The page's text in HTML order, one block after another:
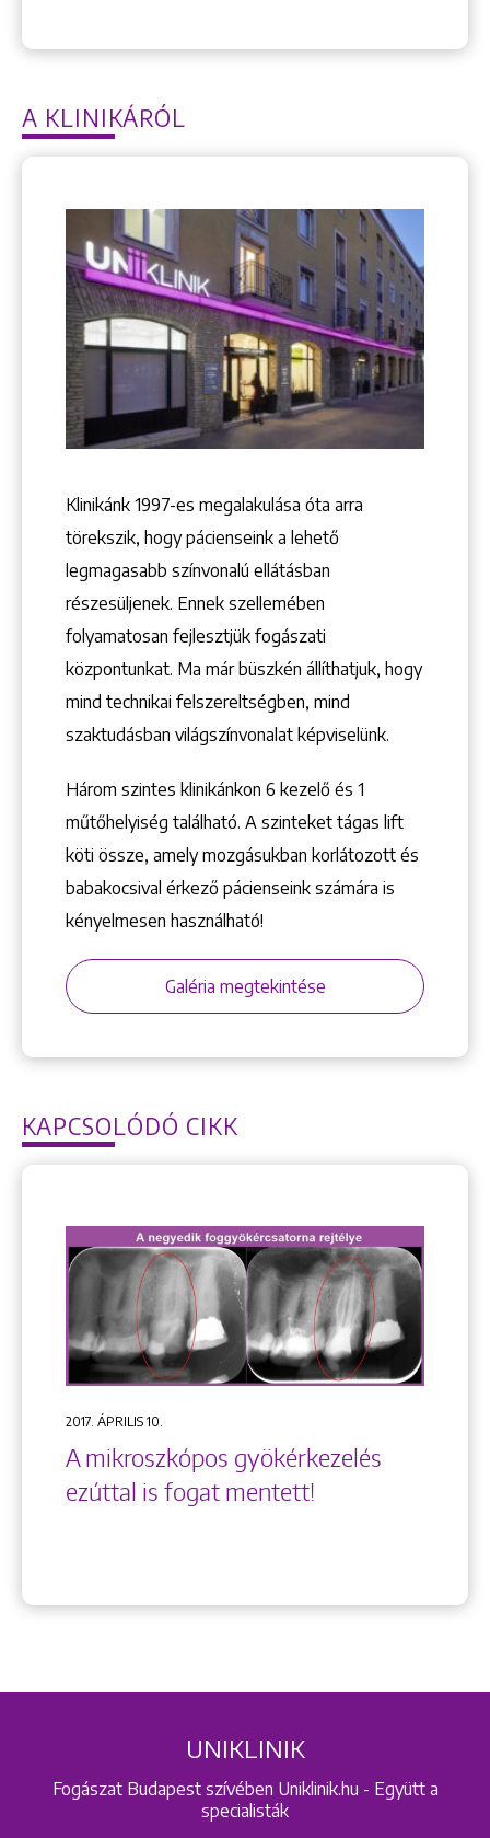
+36 1 222 7250
1148 Budapest, Örs vezér tere 2.
Keresés
A KLINIKÁRÓL
Klinikánk 1997-­es megalakulása óta arra
törekszik, hogy pácienseink a lehető
legmagasabb színvonalú ellátásban
részesüljenek. Ennek szellemében
folyamatosan fejlesztjük fogászati
központunkat. Ma már büszkén állíthatjuk, hogy
mind technikai felszereltségben, mind
szaktudásban világszínvonalat képviselünk.
Három szintes klinikánkon 6 kezelő ­és 1
műtőhelyiség található. A szinteket tágas lift
köti össze, amely mozgásukban korlátozott és
babakocsival érkező pácienseink számára is
kényelmesen használható!
Galéria megtekintése
KAPCSOLÓDÓ CIKK
2017. ÁPRILIS 10.
A mikroszkópos gyökérkezelés
ezúttal is fogat mentett!
UNIKLINIK
Fogászat Budapest szívében Uniklinik.hu - Együtt a
specialisták